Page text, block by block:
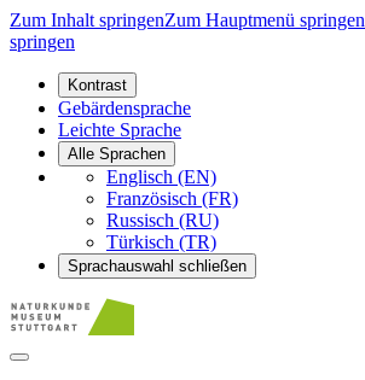
Zum Inhalt springenZum Hauptmenü springen
springen
Kontrast
Gebärdensprache
Leichte Sprache
Alle Sprachen
Englisch (EN)
Französisch (FR)
Russisch (RU)
Türkisch (TR)
Sprachauswahl schließen